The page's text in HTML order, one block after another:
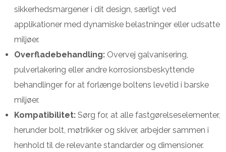
sikkerhedsmargener i dit design, særligt ved
applikationer med dynamiske belastninger eller udsatte
miljøer.
Overfladebehandling: Overvej galvanisering,
pulverlakering eller andre korrosionsbeskyttende
behandlinger for at forlænge boltens levetid i barske
miljøer.
Kompatibilitet: Sørg for, at alle fastgørelseselementer,
herunder bolt, møtrikker og skiver, arbejder sammen i
henhold til de relevante standarder og dimensioner.